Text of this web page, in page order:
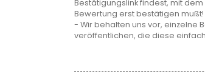
Bestätigungslink findest, mit
Bewertung erst bestätigen mußt!
- Wir behalten uns vor, einzelne
veröffentlichen, die diese